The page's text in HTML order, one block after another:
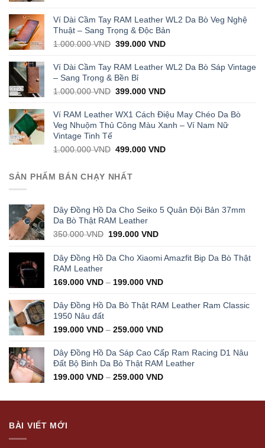
was:
1.000.000 VND.
is:
429.000 VND.
Ví Dài Cầm Tay RAM Leather WL2 Da Bò Veg Nghệ
Thuật – Sang Trọng & Độc Bản
1.000.000VND Original
was:
1.000.000 VND.
399.000VNDCurrent
is:
Ví Dài Cầm Tay RAM Leather WL2 Da Bò Sáp Vintage
– Sang Trọng & Bền Bỉ
1.000.000VND Original
was:
1.000.000 VND.
399.000VNDCurrent
is:
399.000 VND.
Ví RAM Leather WX1 Cách Điệu May Chéo Da Bò
Veg Nhuộm Thủ Công Màu Xanh – Ví Nam Nữ
Vintage Tinh Tế
1.000.000VND Original
was:
1.000.000 VND.
499.000VNDCurrent
SẢN PHẨM BÁN CHẠY NHẤT
Dây Đồng Hồ Da Cho Seiko 5 Quân Đội Bản 37mm
Da Bò Thật RAM Leather
350.000VND Original
was:
199.000VNDCurrent
is:
199.000 VND.
Dây Đồng Hồ Da Cho Xiaomi Amazfit Bip Da Bò Thật
RAM Leather
169.000 VND – 199.000 VND
Dây Đồng Hồ Da Bò Thật RAM Leather Ram Classic
1950 Nâu đất
199.000 VND – 259.000 VND
Dây Đồng Hồ Da Sáp Cao Cấp Ram Racing D1 Nâu
Đất Bộ Binh Da Bò Thật RAM Leather
199.000 VND – 259.000 VND
BÀI VIẾT MỚI